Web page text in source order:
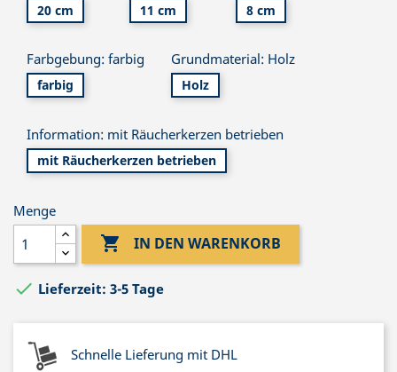
20 cm 11 cm 8 cm
Farbgebung: farbig
farbig
Grundmaterial: Holz
Holz
Information: mit Räucherkerzen betrieben
mit Räucherkerzen betrieben
Menge
 IN DEN WARENKORB
 Lieferzeit: 3-5 Tage
Schnelle Lieferung mit DHL